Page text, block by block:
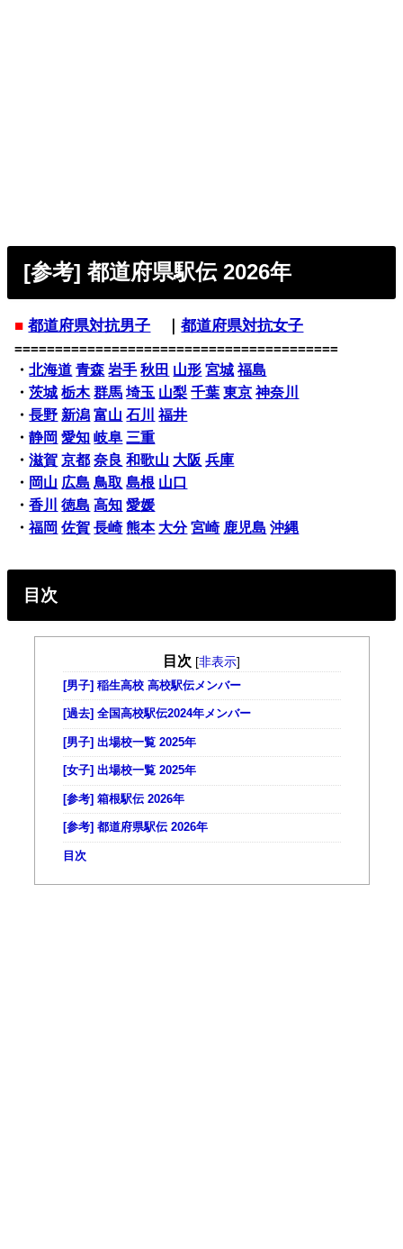
[参考] 都道府県駅伝 2026年
■ 都道府県対抗男子 ｜都道府県対抗女子
========================================
・北海道 青森 岩手 秋田 山形 宮城 福島
・茨城 栃木 群馬 埼玉 山梨 千葉 東京 神奈川
・長野 新潟 富山 石川
福井
・静岡 愛知 岐阜 三重
・滋賀 京都 奈良 和歌山 大阪 兵庫
・ 岡山 広島 鳥取 島根 山口
・香川 徳島 高知 愛媛
・福岡 佐賀 長崎 熊本 大分 宮崎 鹿児島 沖縄
目次
目次 [非表示]
[男子] 稲生高校 高校駅伝メンバー
[過去] 全国高校駅伝2024年メンバー
[男子] 出場校一覧 2025年
[女子] 出場校一覧 2025年
[参考] 箱根駅伝 2026年
[参考] 都道府県駅伝 2026年
目次